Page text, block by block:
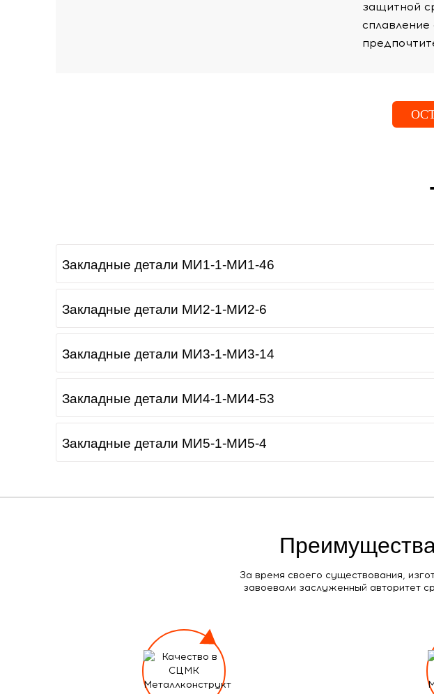
защитной
Закладные детали МИ1-1-МИ1-46
Закладные детали МИ2-1-МИ2-6
Закладные детали МИ3-1-МИ3-14
Закладные детали МИ4-1-МИ4-53
Закладные детали МИ5-1-МИ5-4
За время своего существования,
завоевали заслуженный авторитет